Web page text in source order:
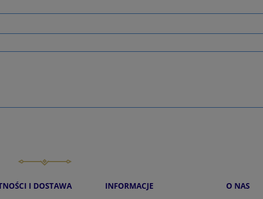
I DOSTAWA INFORMACJE O NAS